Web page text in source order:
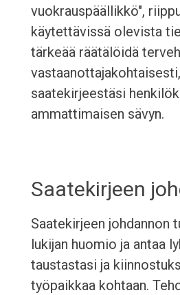
vuokrauspäällikkö",
käytettävissä olevista
tärkeää räätälöidä
saatekirjeestäsi
ammattimaisen sävyn.
Saatekirjeen
Saatekirjeen johdannon
lukijan huomio ja antaa
taustastasi ja
työpaikkaa kohtaan.